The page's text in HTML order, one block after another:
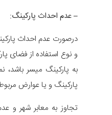
– عدم احداث پارکینگ:
درصورت عدم احداث
به پارکینگ میسر
پارکینگ و یا عوارض
تجاوز به معابر شهر و